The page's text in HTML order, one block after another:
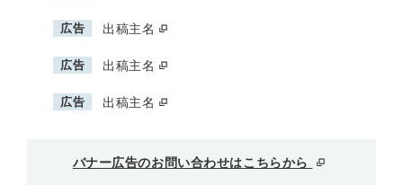
広告 出稿主名
広告 出稿主名
広告 出稿主名
バナー広告のお問い合わせはこちらから